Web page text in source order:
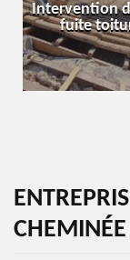
Intervention
fuite